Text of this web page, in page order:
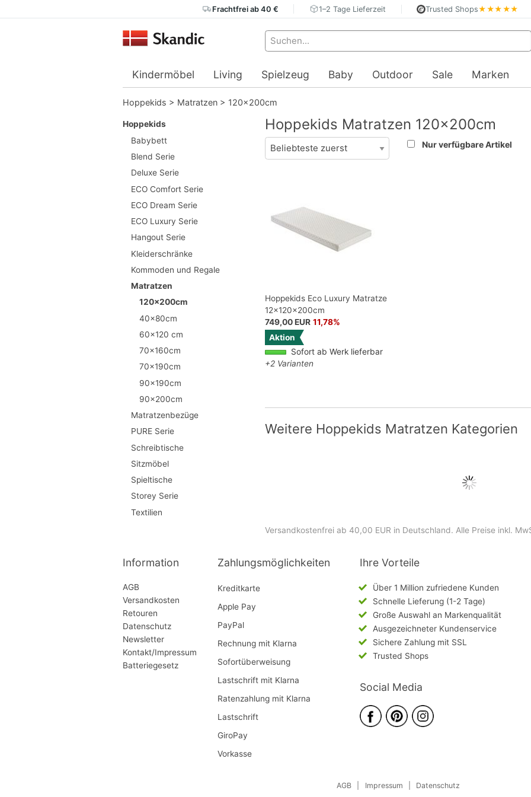
Frachtfrei ab 40 € 1–2 Tage Lieferzeit Trusted Shops★★★★★
Kindermöbel Living Spielzeug Baby Outdoor Sale Marken
Hoppekids > Matratzen > 120x200cm
Hoppekids
Babybett
Blend Serie
Deluxe Serie
ECO Comfort Serie
ECO Dream Serie
ECO Luxury Serie
Hangout Serie
Kleiderschränke
Kommoden und Regale
Matratzen
120x200cm
40x80cm
60x120 cm
70x160cm
70x190cm
90x190cm
90x200cm
Matratzenbezüge
PURE Serie
Schreibtische
Sitzmöbel
Spieltische
Storey Serie
Textilien
Hoppekids Matratzen 120x200cm
Nur verfügbare Artikel
Hoppekids Eco Luxury Matratze
12x120x200cm
749,00 EUR 11,78%
Aktion
Sofort ab Werk lieferbar
+2 Varianten
Weitere Hoppekids Matratzen Kategorien
Versandkostenfrei ab 40,00 EUR in Deutschland. Alle Preise inkl.
Information
AGB
Versandkosten
Retouren
Datenschutz
Newsletter
Kontakt/Impressum
Batteriegesetz
Zahlungsmöglichkeiten
Kreditkarte
Apple Pay
PayPal
Rechnung mit Klarna
Sofortüberweisung
Lastschrift mit Klarna
Ratenzahlung mit Klarna
Lastschrift
GiroPay
Vorkasse
Ihre Vorteile
Über 1 Million zufriedene Kunden
Schnelle Lieferung (1-2 Tage)
Große Auswahl an Markenqualität
Ausgezeichneter Kundenservice
Sichere Zahlung mit SSL
Trusted Shops
Social Media
AGB Impressum Datenschutz